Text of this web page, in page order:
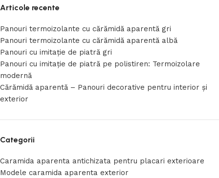
Articole recente
Panouri termoizolante cu cărămidă aparentă gri
Panouri termoizolante cu cărămidă aparentă albă
Panouri cu imitație de piatră gri
Panouri cu imitație de piatră pe polistiren: Termoizolare
modernă
Cărămidă aparentă – Panouri decorative pentru interior și
exterior
Categorii
Caramida aparenta antichizata pentru placari exterioare
Modele caramida aparenta exterior